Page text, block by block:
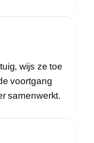
wijs ze toe
voortgang
samenwerkt.